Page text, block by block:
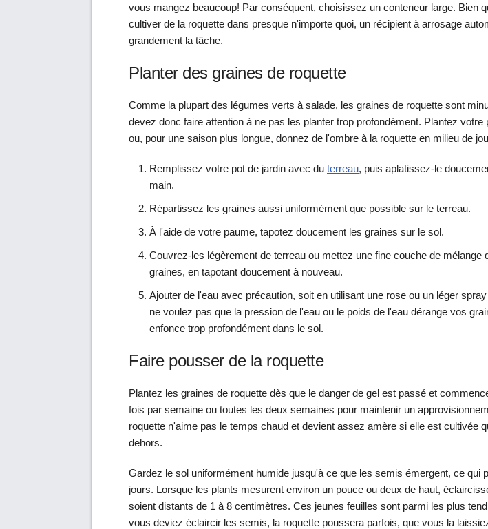
vous mangez beaucoup! Par conséquent, choisissez un conteneur large. Bien
cultiver de la roquette dans presque n'importe quoi, un récipient à arrosage
grandement la tâche.
Planter des graines de roquette
Comme la plupart des légumes verts à salade, les graines de roquette sont
devez donc faire attention à ne pas les planter trop profondément. Plantez votre
ou, pour une saison plus longue, donnez de l'ombre à la roquette en milieu de
Remplissez votre pot de jardin avec du terreau, puis aplatissez-le
main.
Répartissez les graines aussi uniformément que possible sur le terreau.
À l'aide de votre paume, tapotez doucement les graines sur le sol.
Couvrez-les légèrement de terreau ou mettez une fine couche de mélange
graines, en tapotant doucement à nouveau.
Ajouter de l'eau avec précaution, soit en utilisant une rose ou un léger
ne voulez pas que la pression de l'eau ou le poids de l'eau dérange vos
enfonce trop profondément dans le sol.
Faire pousser de la roquette
Plantez les graines de roquette dès que le danger de gel est passé et
fois par semaine ou toutes les deux semaines pour maintenir un
roquette n'aime pas le temps chaud et devient assez amère si elle est cultivée
dehors.
Gardez le sol uniformément humide jusqu'à ce que les semis émergent, ce qui
jours. Lorsque les plants mesurent environ un pouce ou deux de haut,
soient distants de 1 à 8 centimètres. Ces jeunes feuilles sont parmi les plus
vous deviez éclaircir les semis, la roquette poussera parfois, que vous la